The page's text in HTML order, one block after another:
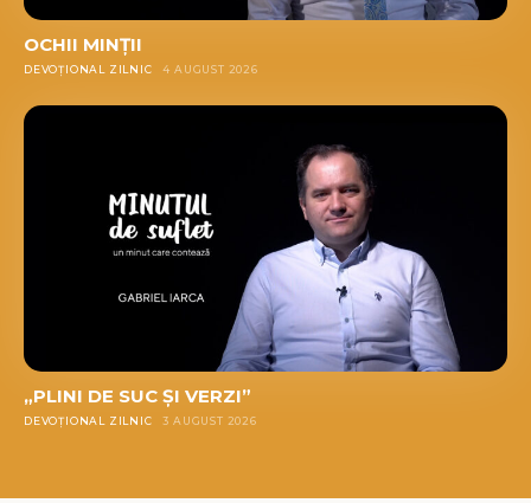
OCHII MINȚII
DEVOȚIONAL ZILNIC 4 AUGUST 2026
„PLINI DE SUC ȘI VERZI”
DEVOȚIONAL ZILNIC 3 AUGUST 2026